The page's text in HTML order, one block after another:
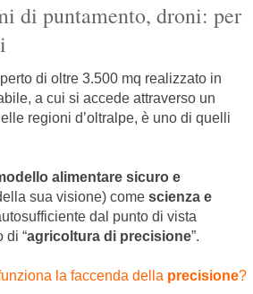
di puntamento, droni: per
di oltre 3.500 mq realizzato in
a cui si accede attraverso un
regioni d’oltralpe, è uno di quelli
alimentare sicuro e
sua visione) come scienza e
dal punto di vista
di “agricoltura di precisione”.
la faccenda della precisione?